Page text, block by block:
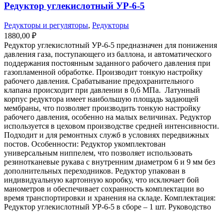
Редуктор углекислотный УР-6-5
Редукторы и регуляторы, Редукторы
1880,00 ₽
Редуктор углекислотный УР-6-5 предназначен для понижения
давления газа, поступающего из баллона, и автоматического
поддержания постоянным заданного рабочего давления при
газопламенной обработке. Производит тонкую настройку
рабочего давления. Срабатывание предохранительного
клапана происходит при давлении в 0,6 МПа. Латунный
корпус редуктора имеет наибольшую площадь задающей
мембраны, что позволяет производить тонкую настройку
рабочего давления, особенно на малых величинах. Редуктор
используется в цеховом производстве средней интенсивности.
Подходит и для ремонтных служб в условиях передвижных
постов. Особенности: Редуктор укомплектован
универсальным ниппелем, что позволяет использовать
резинотканевые рукава с внутренним диаметром 6 и 9 мм без
дополнительных переходников. Редуктор упакован в
индивидуальную картонную коробку, что исключает бой
манометров и обеспечивает сохранность комплектации во
время транспортировки и хранения на складе. Комплектация:
Редуктор углекислотный УР-6-5 в сборе – 1 шт. Руководство